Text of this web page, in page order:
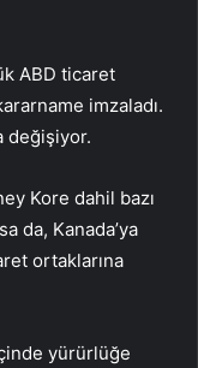
ABD ticaret
imzaladı.
değişiyor.
Kore dahil bazı
da, Kanada’ya
ortaklarına
yürürlüğe